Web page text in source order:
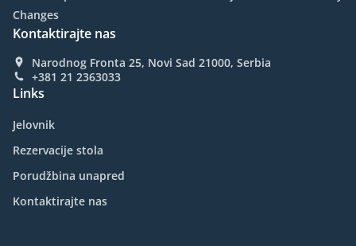
Changes
Kontaktirajte nas
Narodnog Fronta 25, Novi Sad 21000, Serbia
+381 21 2363033
Links
Jelovnik
Rezervacije stola
Porudžbina unapred
Kontaktirajte nas